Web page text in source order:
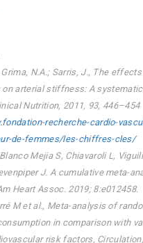
Grima, N.A.; Sarris, J., The
on arterial stiffness: A
Nutrition, 2011, 93, 446–454
recherche-cardio-
de-femmes/les-chiffres-cles/
Mejia S, Chiavaroli L,
J. A cumulative meta-
Heart Assoc. 2019; 8:e012458.
M et al., Meta-analysis of
in comparison with
risk factors,